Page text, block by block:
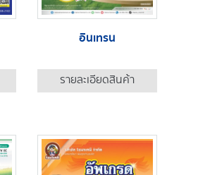
อินเทรน
รายละเอียดสินค้า